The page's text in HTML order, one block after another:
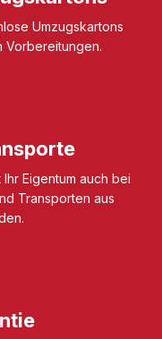
Umzugskartons
Vorbereitungen.
Eigentum auch bei
Transporten aus